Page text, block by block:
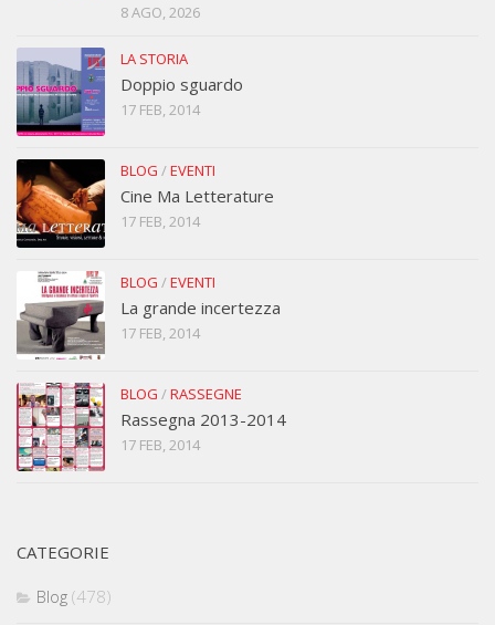
8 AGO, 2026
LA STORIA
Doppio sguardo
17 FEB, 2014
BLOG /EVENTI
Cine Ma Letterature
17 FEB, 2014
BLOG /EVENTI
La grande incertezza
17 FEB, 2014
BLOG /RASSEGNE
Rassegna 2013-2014
17 FEB, 2014
CATEGORIE
Blog (478)